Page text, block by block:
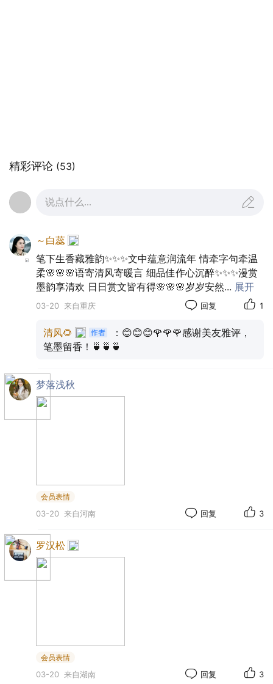
精彩评论 (53)
说点什么...
～白蕊
笔下生香藏雅韵✨✨✨文中蕴意润流年 情牵字句牵温
柔🌸🌸🌸语寄清风寄暖言 细品佳作心沉醉✨✨✨漫赏
墨韵享清欢 日日赏文皆有得🌸🌸🌸岁岁安然... 展开
03-20 来自重庆 回复 1
清风🌻
：😊😊😊🌹🌹🌹感谢美友雅评，
笔墨留香！🍵🍵🍵
梦落浅秋
会员表情
03-20 来自河南 回复 3
罗汉松
会员表情
03-20 来自湖南 回复 3